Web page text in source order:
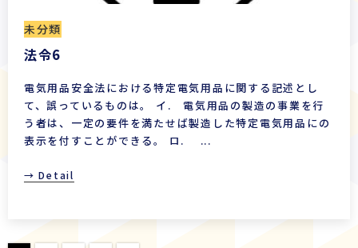
未分類
法令6
電気用品安全法における特定電気用品に関する記述とし
て、誤っているものは。 イ. 電気用品の製造の事業を行
う者は、一定の要件を満たせば製造した特定電気用品にの
表示を付すことができる。 ロ. ...
→ Detail